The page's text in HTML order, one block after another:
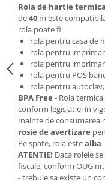
Rola de hartie
de40 m este
rola poate fi:
rola pentru casa de
rola pentru
rola pentru
rola pentru POS
rola pentru
BPA Free - Rola
conform legislatiei in
Inainte de consumarea
rosie de avertizare
Pe spate, rola estealba
ATENTIE! Daca rolele
fiscale, conform OUG
- trebuie sa existe un